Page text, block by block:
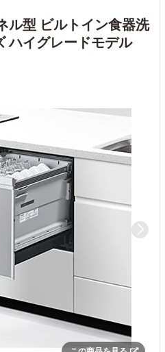
ル型 ビルトイン食器洗
ハイグレードモデル